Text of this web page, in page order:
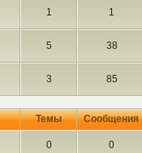
1 1
5 38
3 85
Темы Сообщения
0 0